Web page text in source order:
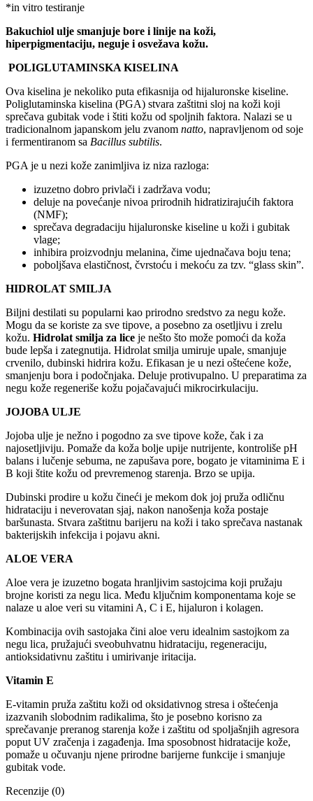
*in vitro testiranje
Bakuchiol ulje smanjuje bore i linije na koži,
hiperpigmentaciju, neguje i osvežava kožu.
POLIGLUTAMINSKA KISELINA
Ova kiselina je nekoliko puta efikasnija od hijaluronske kiseline.
Poliglutaminska kiselina (PGA) stvara zaštitni sloj na koži koji
sprečava gubitak vode i štiti kožu od spoljnih faktora. Nalazi se u
tradicionalnom japanskom jelu zvanom natto, napravljenom od soje
i fermentiranom sa Bacillus subtilis.
PGA je u nezi kože zanimljiva iz niza razloga:
izuzetno dobro privlači i zadržava vodu;
deluje na povećanje nivoa prirodnih hidratizirajućih faktora
(NMF);
sprečava degradaciju hijaluronske kiseline u koži i gubitak
vlage;
inhibira proizvodnju melanina, čime ujednačava boju tena;
poboljšava elastičnost, čvrstoću i mekoću za tzv. “glass skin”.
HIDROLAT SMILJA
Biljni destilati su popularni kao prirodno sredstvo za negu kože.
Mogu da se koriste za sve tipove, a posebno za osetljivu i zrelu
kožu. Hidrolat smilja za lice je nešto što može pomoći da koža
bude lepša i zategnutija. Hidrolat smilja umiruje upale, smanjuje
crvenilo, dubinski hidrira kožu. Efikasan je u nezi oštećene kože,
smanjenju bora i podočnjaka. Deluje protivupalno. U preparatima za
negu kože regeneriše kožu pojačavajući mikrocirkulaciju.
JOJOBA ULJE
Jojoba ulje je nežno i pogodno za sve tipove kože, čak i za
najosetljiviju. Pomaže da koža bolje upije nutrijente, kontroliše pH
balans i lučenje sebuma, ne zapušava pore, bogato je vitaminima E i
B koji štite kožu od prevremenog starenja. Brzo se upija.
Dubinski prodire u kožu čineći je mekom dok joj pruža odličnu
hidrataciju i neverovatan sjaj, nakon nanošenja koža postaje
baršunasta. Stvara zaštitnu barijeru na koži i tako sprečava nastanak
bakterijskih infekcija i pojavu akni.
ALOE VERA
Aloe vera je izuzetno bogata hranljivim sastojcima koji pružaju
brojne koristi za negu lica. Među ključnim komponentama koje se
nalaze u aloe veri su vitamini A, C i E, hijaluron i kolagen.
Kombinacija ovih sastojaka čini aloe veru idealnim sastojkom za
negu lica, pružajući sveobuhvatnu hidrataciju, regeneraciju,
antioksidativnu zaštitu i umirivanje iritacija.
Vitamin E
E-vitamin pruža zaštitu koži od oksidativnog stresa i oštećenja
izazvanih slobodnim radikalima, što je posebno korisno za
sprečavanje preranog starenja kože i zaštitu od spoljašnjih agresora
poput UV zračenja i zagađenja. Ima sposobnost hidratacije kože,
pomaže u očuvanju njene prirodne barijerne funkcije i smanjuje
gubitak vode.
Recenzije (0)